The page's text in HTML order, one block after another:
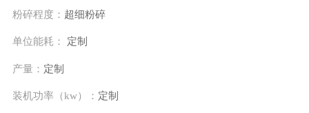
粉碎程度： 超细粉碎
单位能耗： 定制
产量： 定制
装机功率（kw）： 定制